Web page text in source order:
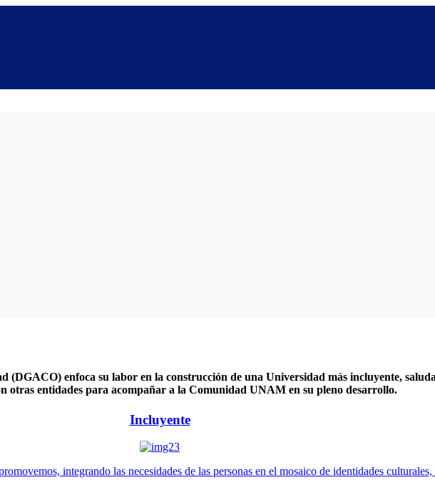
(DGACO) enfoca su labor en la construcción de una Universidad más incluyente,
otras entidades para acompañar a la Comunidad UNAM en su pleno desarrollo.
Incluyente
integrando las necesidades de las personas en el mosaico de identidades